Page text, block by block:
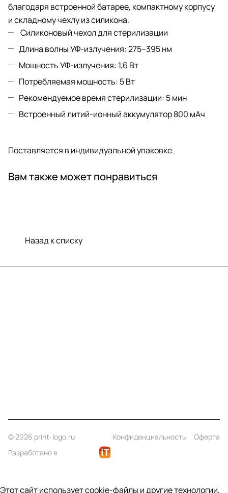
благодаря встроенной батарее, компактному корпусу
и складному чехлу из силикона.
Силиконовый чехол для стерилизации
Длина волны УФ-излучения: 275–395 нм
Мощность УФ-излучения: 1,6 Вт
Потребляемая мощность: 5 Вт
Рекомендуемое время стерилизации: 5 мин
Встроенный литий-ионный аккумулятор 800 мАч
Поставляется в индивидуальной упаковке.
Вам также может понравиться
Назад к списку
© 2026 print-logo.ru Конфиденциальность
Оферта
Разработано в
Этот сайт использует cookie-файлы и другие технологии,